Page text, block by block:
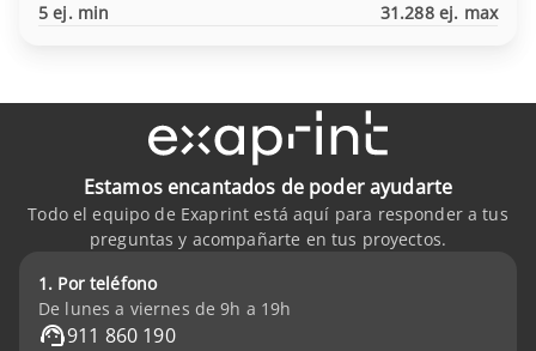
5 ej. min 31.288 ej. max
Estamos encantados de poder ayudarte
Todo el equipo de Exaprint está aquí para responder a tus
preguntas y acompañarte en tus proyectos.
1. Por teléfono
De lunes a viernes de 9h a 19h
911 860 190